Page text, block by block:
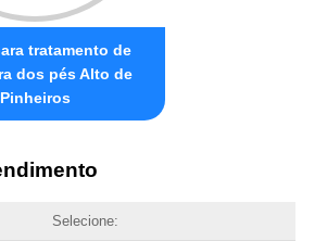
tratamento de
dos pés Alto de
Pinheiros
Selecione: